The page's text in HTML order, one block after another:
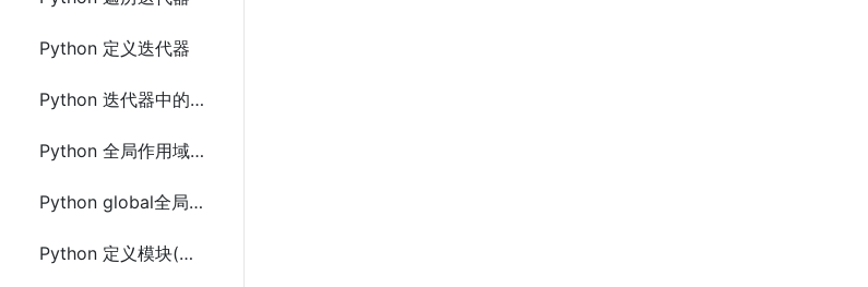
Python 定义迭代器
Python 迭代器中的StopIteration
Python 全局作用域(Global Scope)
Python global全局关键字
Python 定义模块(Module)